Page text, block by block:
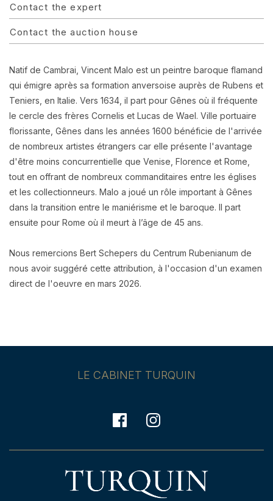
Contact the expert
Contact the auction house
Natif de Cambrai, Vincent Malo est un peintre baroque flamand
qui émigre après sa formation anversoise auprès de Rubens et
Teniers, en Italie. Vers 1634, il part pour Gênes où il fréquente
le cercle des frères Cornelis et Lucas de Wael. Ville portuaire
florissante, Gênes dans les années 1600 bénéficie de l'arrivée
de nombreux artistes étrangers car elle présente l'avantage
d'être moins concurrentielle que Venise, Florence et Rome,
tout en offrant de nombreux commanditaires entre les églises
et les collectionneurs. Malo a joué un rôle important à Gênes
dans la transition entre le maniérisme et le baroque. Il part
ensuite pour Rome où il meurt à l’âge de 45 ans.
Nous remercions Bert Schepers du Centrum Rubenianum de
nous avoir suggéré cette attribution, à l'occasion d'un examen
direct de l'oeuvre en mars 2026.
LE CABINET TURQUIN